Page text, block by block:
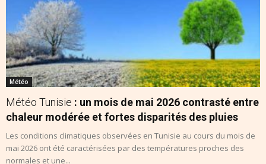
Météo
Météo Tunisie : un mois de mai 2026 contrasté entre
chaleur modérée et fortes disparités des pluies
Les conditions climatiques observées en Tunisie au cours du mois de
mai 2026 ont été caractérisées par des températures proches des
normales et une...